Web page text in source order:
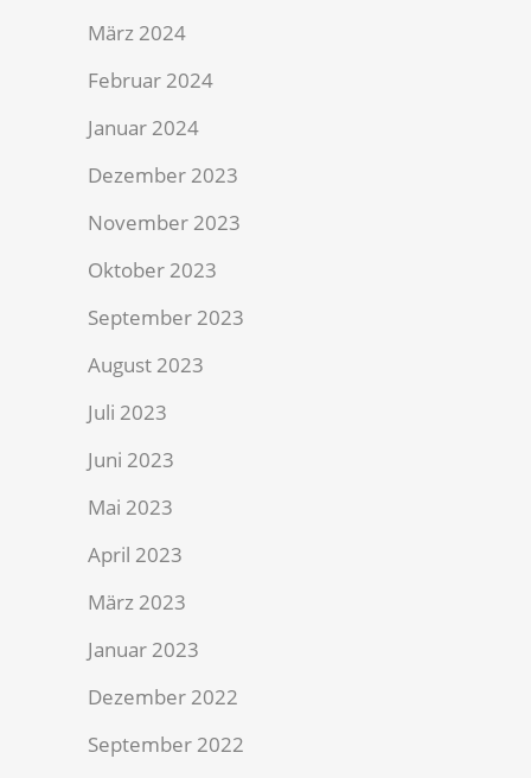
März 2024
Februar 2024
Januar 2024
Dezember 2023
November 2023
Oktober 2023
September 2023
August 2023
Juli 2023
Juni 2023
Mai 2023
April 2023
März 2023
Januar 2023
Dezember 2022
September 2022